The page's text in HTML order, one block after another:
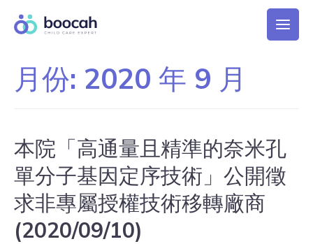
月份: 2020 年 9 月
本院「高通量且精準的奈米孔
單分子基因定序技術」公開徵
求非專屬授權技術移轉廠商
(2020/09/10)